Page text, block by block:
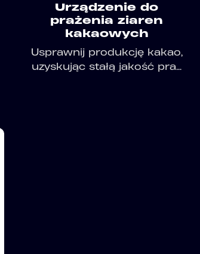
Urządzenie do
prażenia ziaren
kakaowych
Usprawnij produkcję kakao,
uzyskując stałą jakość pra...